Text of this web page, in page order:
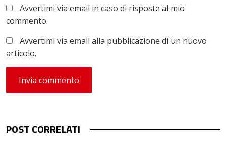
Avvertimi via email in caso di risposte al mio
commento.
Avvertimi via email alla pubblicazione di un nuovo
articolo.
POST CORRELATI